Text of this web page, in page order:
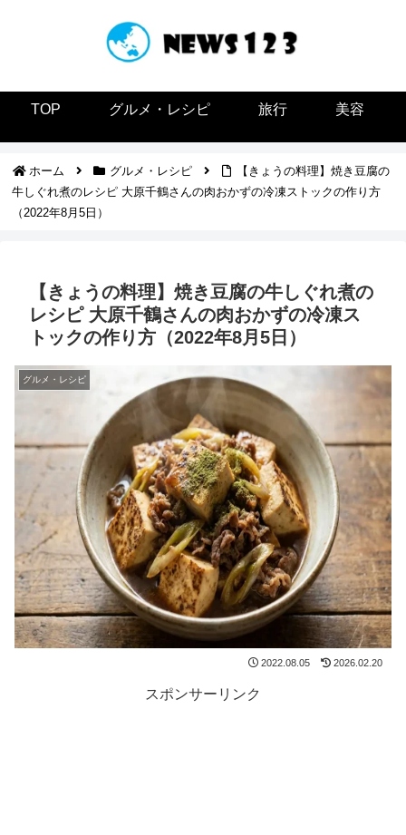
TOP グルメ・レシピ 旅行 美容
ホーム グルメ・レシピ
【きょうの料理】焼き豆腐の
牛しぐれ煮のレシピ 大原千鶴さんの肉おかずの冷凍ストックの作り方
（2022年8月5日）
【きょうの料理】焼き豆腐の牛しぐれ煮の
レシピ 大原千鶴さんの肉おかずの冷凍ス
トックの作り方（2022年8月5日）
グルメ・レシピ
2022.08.05 2026.02.20
スポンサーリンク